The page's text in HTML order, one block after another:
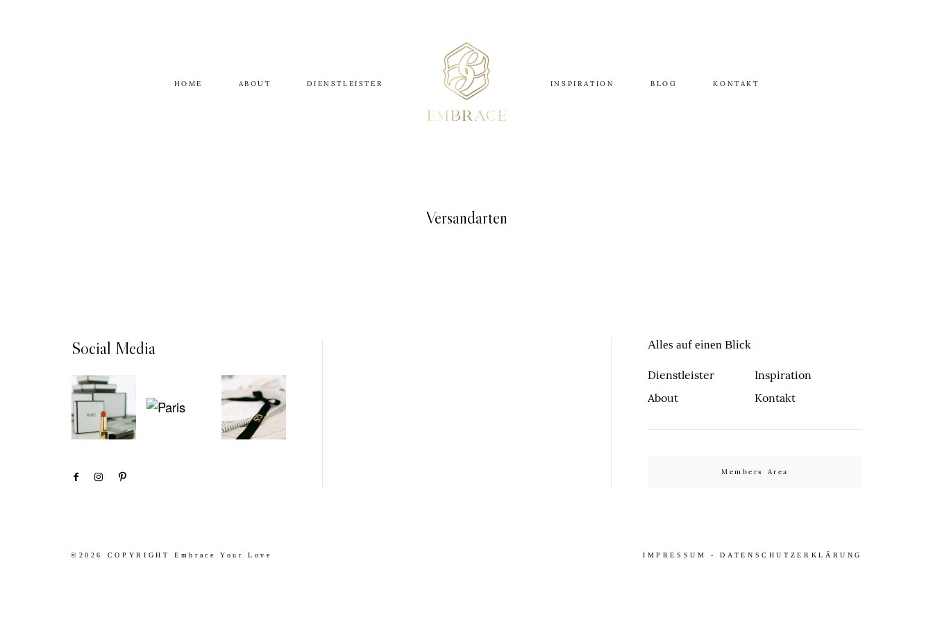
HOME ABOUT DIENSTLEISTER INSPIRATION BLOG KONTAKT
Versandarten
Social Media Alles auf einen Blick
Dienstleister
Inspiration
About
Kontakt
Members Area
©2026 COPYRIGHT Embrace Your Love IMPRESSUM -DATENSCHUTZERKLÄRUNG